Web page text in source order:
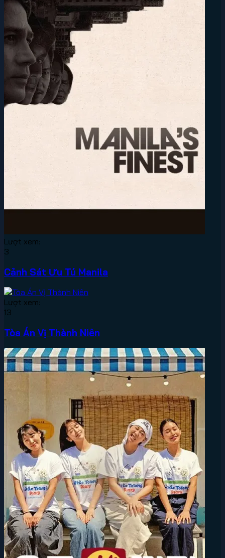
Lượt xem:
3
Cảnh Sát Ưu Tú Manila
Lượt xem:
13
Tòa Án Vị Thành Niên